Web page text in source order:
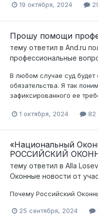
19 октября, 2024
Прошу помощи
тему ответил в And.ru
профессиональные
В любом случае суд
обязательства. Я так
зафиксированного ее
1 октября, 2024 82
«Национальный
РОССИЙСКИЙ
тему ответил в Alla
Оконные новости от
Почему Российский
25 сентября, 2024